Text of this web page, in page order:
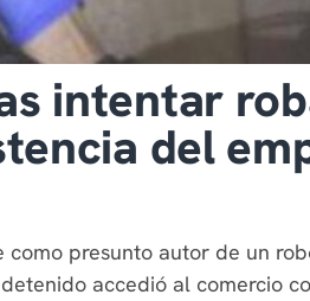
intentar
del
presunto autor de un
accedió al comercio